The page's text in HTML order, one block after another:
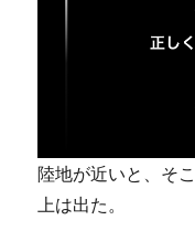
陸地が近いと、そ
上は出た。